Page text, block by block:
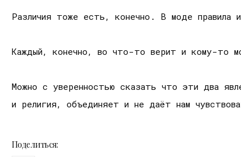
Различия тоже есть, конечно. В моде правила
Каждый, конечно, во что-то верит и кому-то
Можно с уверенностью сказать что эти два
и религия, объединяет и не даёт нам
Поделиться: